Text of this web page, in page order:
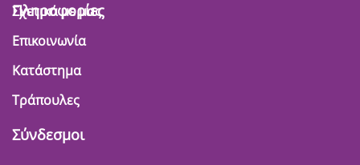
Πληροφορίες
Σχετικά με μας
Επικοινωνία
Κατάστημα
Τράπουλες
Σύνδεσμοι